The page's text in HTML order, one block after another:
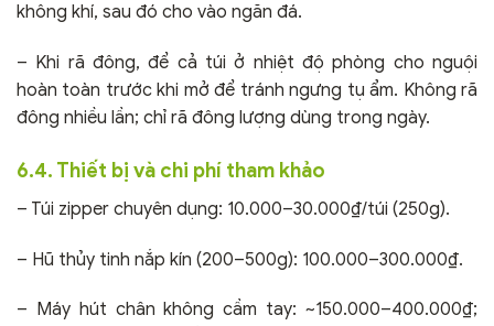
không khí, sau đó cho vào ngăn đá.
– Khi rã đông, để cả túi ở nhiệt độ phòng cho nguội
hoàn toàn trước khi mở để tránh ngưng tụ ẩm. Không rã
đông nhiều lần; chỉ rã đông lượng dùng trong ngày.
6.4. Thiết bị và chi phí tham khảo
– Túi zipper chuyên dụng: 10.000–30.000₫/túi (250g).
– Hũ thủy tinh nắp kín (200–500g): 100.000–300.000₫.
– Máy hút chân không cầm tay: ~150.000–400.000₫;